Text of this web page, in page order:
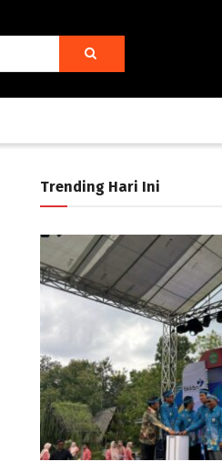
Trending Hari Ini